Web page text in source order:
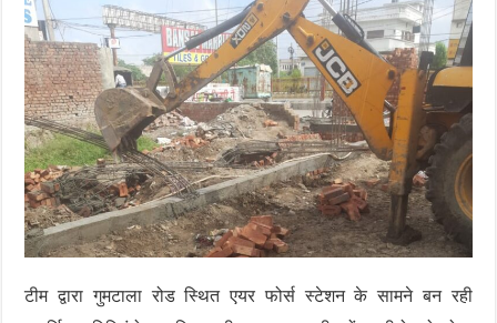
टीम द्वारा गुमटाला रोड स्थित एयर फोर्स स्टेशन के सामने बन रही